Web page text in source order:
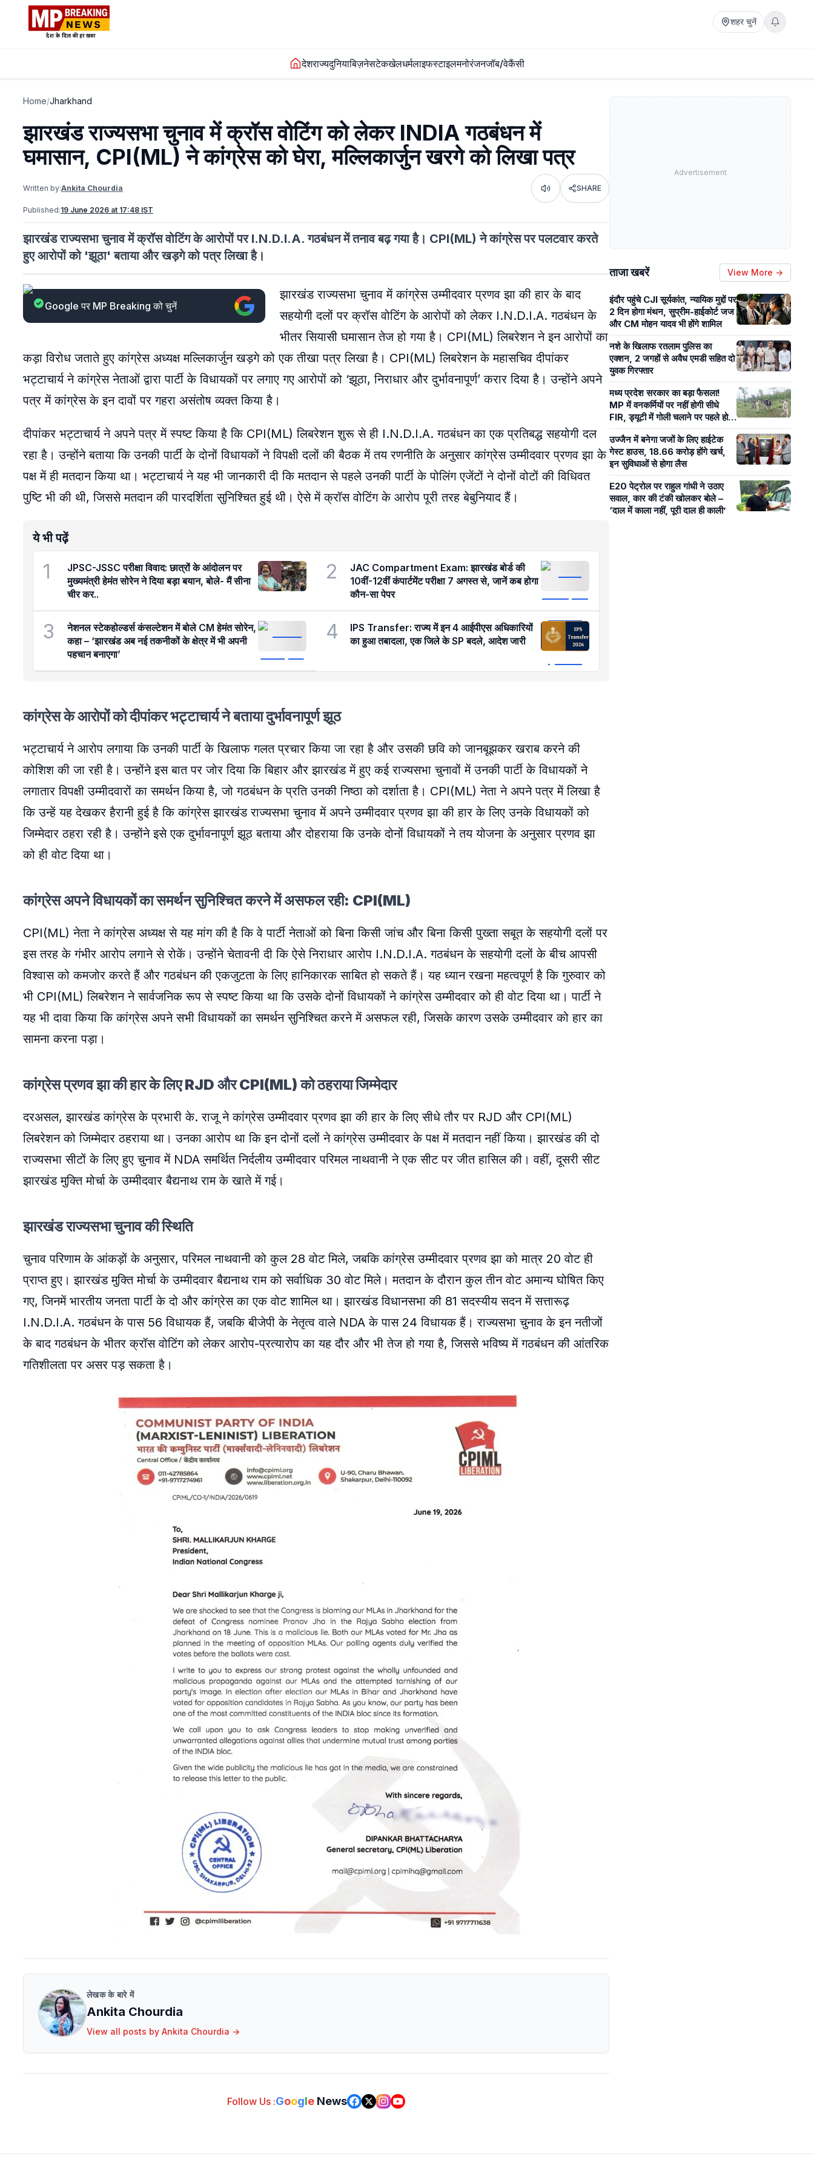
शहर चुनें
देशराज्यदुनियाबिज़नेसटेकखेलधर्मलाइफस्टाइलमनोरंजनजॉब/वेकैंसी
Home/Jharkhand
झारखंड राज्यसभा चुनाव में क्रॉस वोटिंग को लेकर INDIA गठबंधन में
घमासान, CPI(ML) ने कांग्रेस को घेरा, मल्लिकार्जुन खरगे को लिखा पत्र
Written by:Ankita Chourdia Listen SHARE
Published:19 June 2026 at 17:48 IST
झारखंड राज्यसभा चुनाव में क्रॉस वोटिंग के आरोपों पर I.N.D.I.A. गठबंधन में तनाव बढ़ गया है। CPI(ML) ने कांग्रेस पर पलटवार करते
हुए आरोपों को 'झूठा' बताया और खड़गे को पत्र लिखा है।
Google पर MP Breaking को चुनें
झारखंड राज्यसभा चुनाव में कांग्रेस उम्मीदवार प्रणव झा की हार के बाद
सहयोगी दलों पर क्रॉस वोटिंग के आरोपों को लेकर I.N.D.I.A. गठबंधन के
भीतर सियासी घमासान तेज हो गया है। CPI(ML) लिबरेशन ने इन आरोपों का
कड़ा विरोध जताते हुए कांग्रेस अध्यक्ष मल्लिकार्जुन खड़गे को एक तीखा पत्र लिखा है। CPI(ML) लिबरेशन के महासचिव दीपांकर
भट्टाचार्य ने कांग्रेस नेताओं द्वारा पार्टी के विधायकों पर लगाए गए आरोपों को ‘झूठा, निराधार और दुर्भावनापूर्ण’ करार दिया है। उन्होंने अपने
पत्र में कांग्रेस के इन दावों पर गहरा असंतोष व्यक्त किया है।
दीपांकर भट्टाचार्य ने अपने पत्र में स्पष्ट किया है कि CPI(ML) लिबरेशन शुरू से ही I.N.D.I.A. गठबंधन का एक प्रतिबद्ध सहयोगी दल
रहा है। उन्होंने बताया कि उनकी पार्टी के दोनों विधायकों ने विपक्षी दलों की बैठक में तय रणनीति के अनुसार कांग्रेस उम्मीदवार प्रणव झा के
पक्ष में ही मतदान किया था। भट्टाचार्य ने यह भी जानकारी दी कि मतदान से पहले उनकी पार्टी के पोलिंग एजेंटों ने दोनों वोटों की विधिवत
पुष्टि भी की थी, जिससे मतदान की पारदर्शिता सुनिश्चित हुई थी। ऐसे में क्रॉस वोटिंग के आरोप पूरी तरह बेबुनियाद हैं।
ये भी पढ़ें
1
JPSC-JSSC परीक्षा विवाद: छात्रों के आंदोलन पर
मुख्यमंत्री हेमंत सोरेन ने दिया बड़ा बयान, बोले- मैं सीना
चीर कर..
2
JAC Compartment Exam: झारखंड बोर्ड की
10वीं-12वीं कंपार्टमेंट परीक्षा 7 अगस्त से, जानें कब होगा
कौन-सा पेपर
3
नेशनल स्टेकहोल्डर्स कंसल्टेशन में बोले CM हेमंत सोरेन,
कहा – ‘झारखंड अब नई तकनीकों के क्षेत्र में भी अपनी
पहचान बनाएगा’
4
IPS Transfer: राज्य में इन 4 आईपीएस अधिकारियों
का हुआ तबादला, एक जिले के SP बदले, आदेश जारी
कांग्रेस के आरोपों को दीपांकर भट्टाचार्य ने बताया दुर्भावनापूर्ण झूठ
भट्टाचार्य ने आरोप लगाया कि उनकी पार्टी के खिलाफ गलत प्रचार किया जा रहा है और उसकी छवि को जानबूझकर खराब करने की
कोशिश की जा रही है। उन्होंने इस बात पर जोर दिया कि बिहार और झारखंड में हुए कई राज्यसभा चुनावों में उनकी पार्टी के विधायकों ने
लगातार विपक्षी उम्मीदवारों का समर्थन किया है, जो गठबंधन के प्रति उनकी निष्ठा को दर्शाता है। CPI(ML) नेता ने अपने पत्र में लिखा है
कि उन्हें यह देखकर हैरानी हुई है कि कांग्रेस झारखंड राज्यसभा चुनाव में अपने उम्मीदवार प्रणव झा की हार के लिए उनके विधायकों को
जिम्मेदार ठहरा रही है। उन्होंने इसे एक दुर्भावनापूर्ण झूठ बताया और दोहराया कि उनके दोनों विधायकों ने तय योजना के अनुसार प्रणव झा
को ही वोट दिया था।
कांग्रेस अपने विधायकों का समर्थन सुनिश्चित करने में असफल रही: CPI(ML)
CPI(ML) नेता ने कांग्रेस अध्यक्ष से यह मांग की है कि वे पार्टी नेताओं को बिना किसी जांच और बिना किसी पुख्ता सबूत के सहयोगी दलों पर
इस तरह के गंभीर आरोप लगाने से रोकें। उन्होंने चेतावनी दी कि ऐसे निराधार आरोप I.N.D.I.A. गठबंधन के सहयोगी दलों के बीच आपसी
विश्वास को कमजोर करते हैं और गठबंधन की एकजुटता के लिए हानिकारक साबित हो सकते हैं। यह ध्यान रखना महत्वपूर्ण है कि गुरुवार को
भी CPI(ML) लिबरेशन ने सार्वजनिक रूप से स्पष्ट किया था कि उसके दोनों विधायकों ने कांग्रेस उम्मीदवार को ही वोट दिया था। पार्टी ने
यह भी दावा किया कि कांग्रेस अपने सभी विधायकों का समर्थन सुनिश्चित करने में असफल रही, जिसके कारण उसके उम्मीदवार को हार का
सामना करना पड़ा।
कांग्रेस प्रणव झा की हार के लिए RJD और CPI(ML) को ठहराया जिम्मेदार
दरअसल, झारखंड कांग्रेस के प्रभारी के. राजू ने कांग्रेस उम्मीदवार प्रणव झा की हार के लिए सीधे तौर पर RJD और CPI(ML)
लिबरेशन को जिम्मेदार ठहराया था। उनका आरोप था कि इन दोनों दलों ने कांग्रेस उम्मीदवार के पक्ष में मतदान नहीं किया। झारखंड की दो
राज्यसभा सीटों के लिए हुए चुनाव में NDA समर्थित निर्दलीय उम्मीदवार परिमल नाथवानी ने एक सीट पर जीत हासिल की। वहीं, दूसरी सीट
झारखंड मुक्ति मोर्चा के उम्मीदवार बैद्यनाथ राम के खाते में गई।
झारखंड राज्यसभा चुनाव की स्थिति
चुनाव परिणाम के आंकड़ों के अनुसार, परिमल नाथवानी को कुल 28 वोट मिले, जबकि कांग्रेस उम्मीदवार प्रणव झा को मात्र 20 वोट ही
प्राप्त हुए। झारखंड मुक्ति मोर्चा के उम्मीदवार बैद्यनाथ राम को सर्वाधिक 30 वोट मिले। मतदान के दौरान कुल तीन वोट अमान्य घोषित किए
गए, जिनमें भारतीय जनता पार्टी के दो और कांग्रेस का एक वोट शामिल था। झारखंड विधानसभा की 81 सदस्यीय सदन में सत्तारूढ़
I.N.D.I.A. गठबंधन के पास 56 विधायक हैं, जबकि बीजेपी के नेतृत्व वाले NDA के पास 24 विधायक हैं। राज्यसभा चुनाव के इन नतीजों
के बाद गठबंधन के भीतर क्रॉस वोटिंग को लेकर आरोप-प्रत्यारोप का यह दौर और भी तेज हो गया है, जिससे भविष्य में गठबंधन की आंतरिक
गतिशीलता पर असर पड़ सकता है।
लेखक के बारे में
Ankita Chourdia
View all posts by Ankita Chourdia →
Follow Us :Google News
Advertisement
ताजा खबरें View More →
इंदौर पहुंचे CJI सूर्यकांत, न्यायिक मुद्दों पर
2 दिन होगा मंथन, सुप्रीम-हाईकोर्ट जज
और CM मोहन यादव भी होंगे शामिल
नशे के खिलाफ रतलाम पुलिस का
एक्शन, 2 जगहों से अवैध एमडी सहित दो
युवक गिरफ्तार
मध्य प्रदेश सरकार का बड़ा फैसला!
MP में वनकर्मियों पर नहीं होगी सीधे
FIR, ड्यूटी में गोली चलाने पर पहले होगी
मजिस्ट्रियल जांच
उज्जैन में बनेगा जजों के लिए हाईटेक
गेस्ट हाउस, 18.66 करोड़ होंगे खर्च,
इन सुविधाओं से होगा लैस
E20 पेट्रोल पर राहुल गांधी ने उठाए
सवाल, कार की टंकी खोलकर बोले –
‘दाल में काला नहीं, पूरी दाल ही काली’